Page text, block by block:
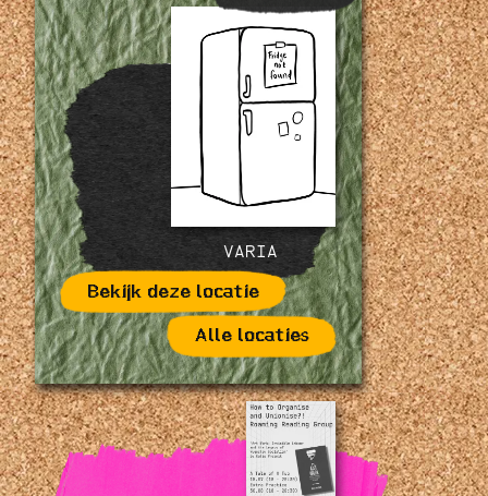
VARIA
Bekijk deze locatie
Alle locaties